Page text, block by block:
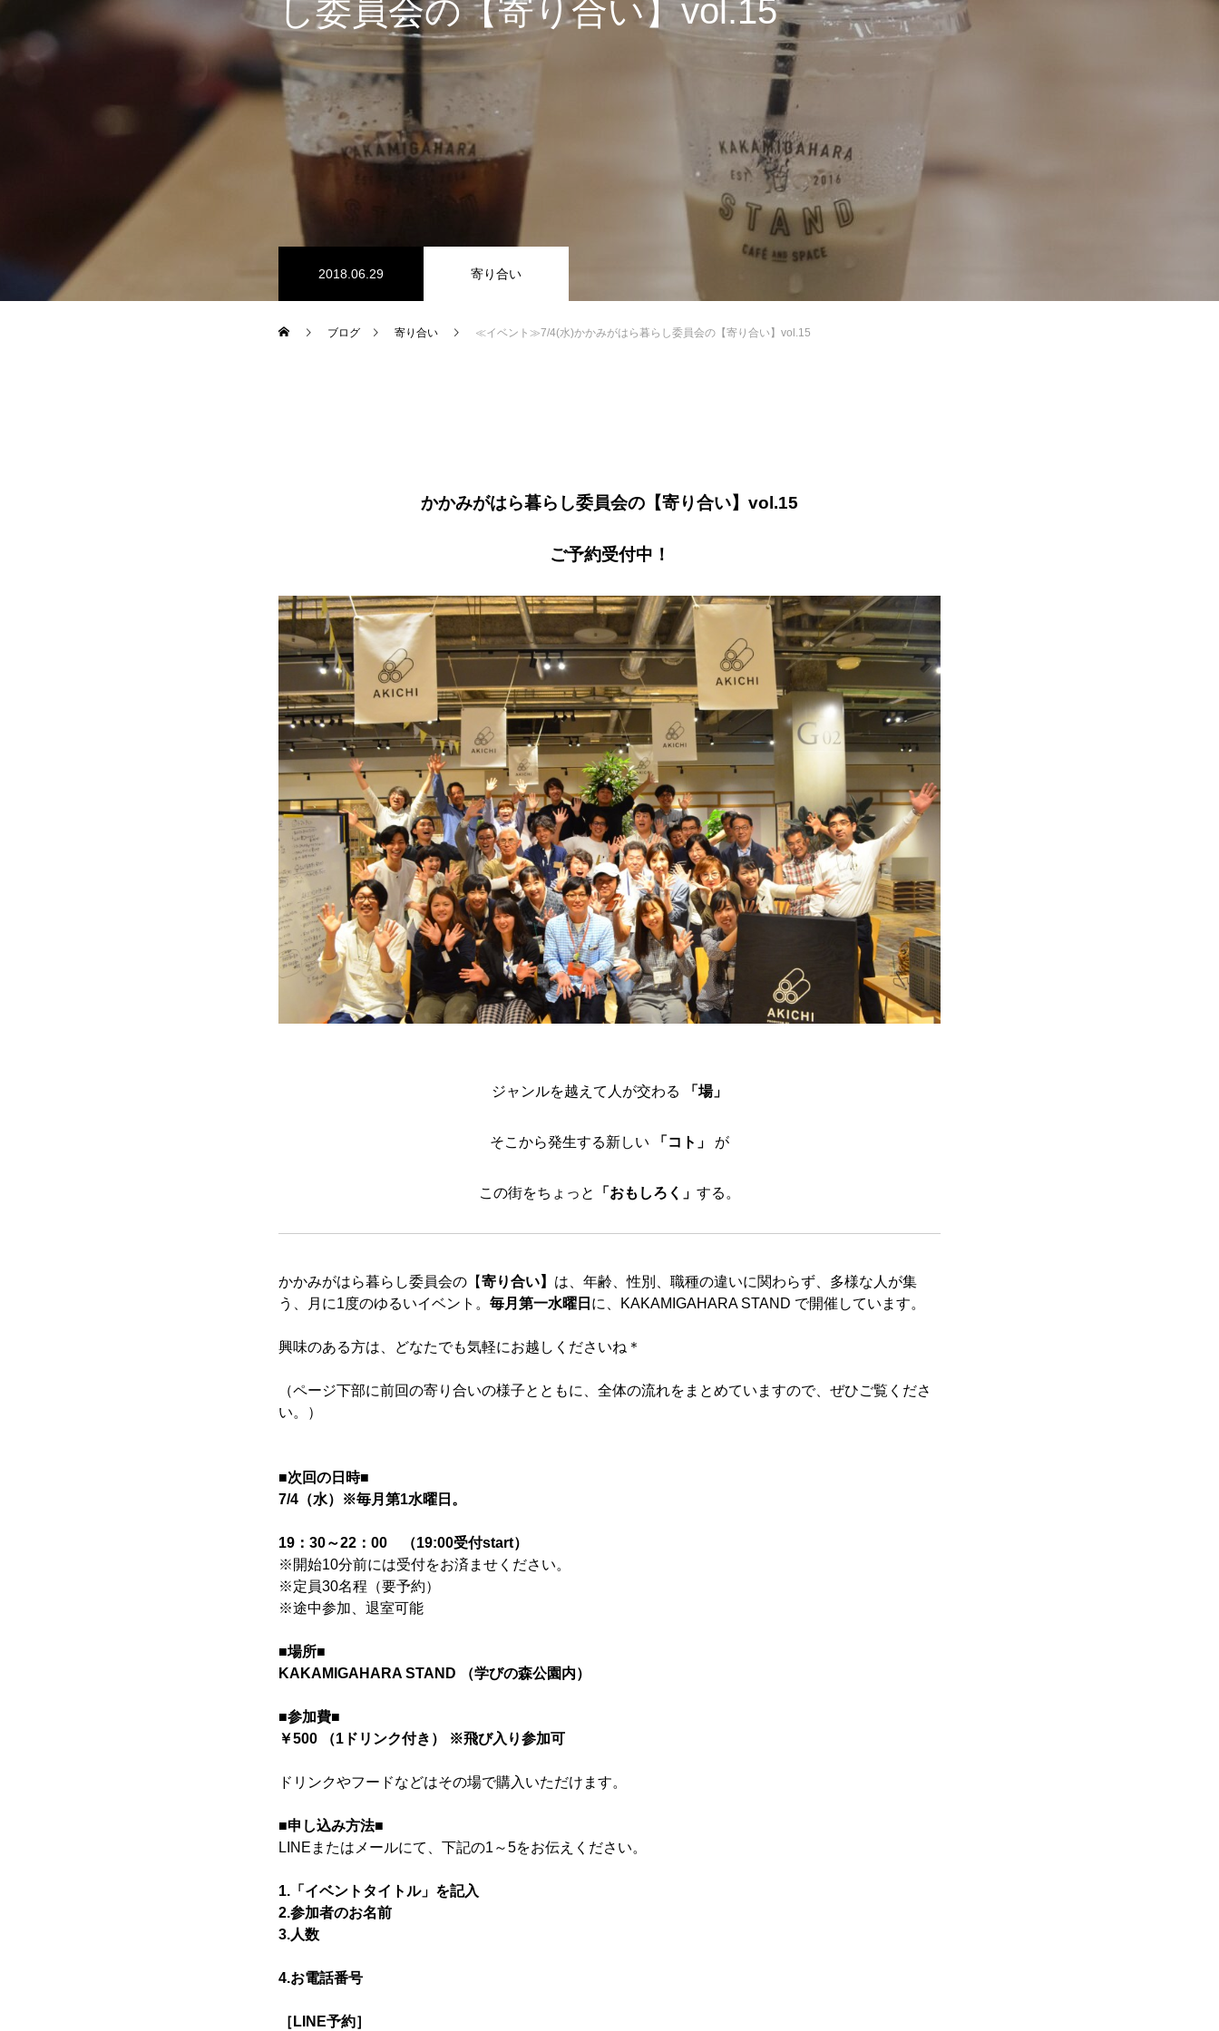
Instagram
し委員会の【寄り合い】vol.15
2018.06.29 寄り合い
ブログ 寄り合い ≪イベント≫7/4(水)かかみがはら暮らし委員会の【寄り合い】vol.15
かかみがはら暮らし委員会の【寄り合い】vol.15
ご予約受付中！
ジャンルを越えて人が交わる 「場」
そこから発生する新しい 「コト」 が
この街をちょっと 「おもしろく」 する。
かかみがはら暮らし委員会の【寄り合い】 は、年齢、性別、職種の違いに関わらず、多様な人が集
う、月に1度のゆるいイベント。 毎月第一水曜日 に、KAKAMIGAHARA STAND で開催しています。
興味のある方は、どなたでも気軽にお越しくださいね＊
（ページ下部に前回の寄り合いの様子とともに、全体の流れをまとめていますので、ぜひご覧くださ
い。）
■次回の日時■
7/4（水）※毎月第1水曜日。
19：30～22：00 （19:00受付start）
※開始10分前には受付をお済ませください。
※定員30名程（要予約）
※途中参加、退室可能
■場所■
KAKAMIGAHARA STAND （学びの森公園内）
■参加費■
￥500 （1ドリンク付き） ※飛び入り参加可
ドリンクやフードなどはその場で購入いただけます。
■申し込み方法■
LINEまたはメールにて、下記の1～5をお伝えください。
1.「イベントタイトル」を記入
2.参加者のお名前
3.人数
4.お電話番号
［LINE予約］